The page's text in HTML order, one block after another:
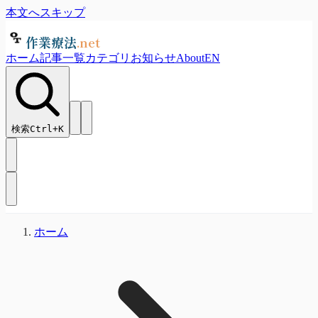
本文へスキップ
作業療法.net
ホーム記事一覧カテゴリ お知らせAboutEN
検索Ctrl+K
ホーム